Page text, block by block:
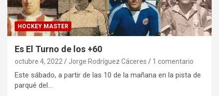
HOCKEY MASTER
Es El Turno de los +60
octubre 4, 2022 Jorge Rodríguez Cáceres 1 comentario
Este sábado, a partir de las 10 de la mañana en la pista de
parqué del…